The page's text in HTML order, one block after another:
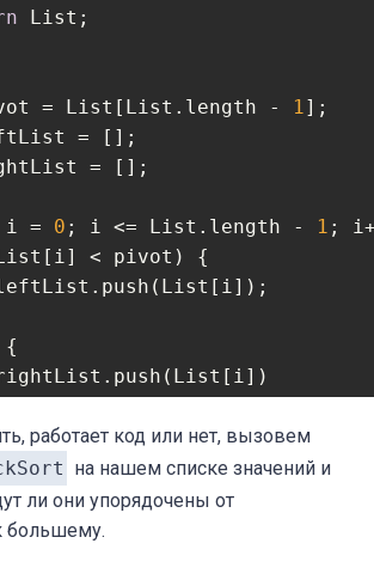
List;
= List[List.length - 1];
= [];
= [];
i = 0 ; i <= List.length - 1 ;
< pivot) {
{
pivot,
работает код или нет, вызовем
на нашем списке значений и
ли они упорядочены от
большему.